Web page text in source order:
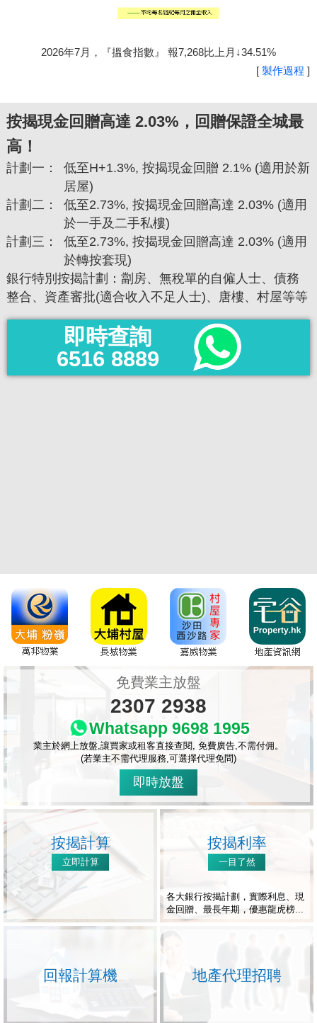
2026年7月，『搵食指數』 報7,268比上月↓34.51%
[ 製作過程 ]
按揭現金回贈高達 2.03%，回贈保證全城最
高！
計劃一：
低至H+1.3%, 按揭現金回贈 2.1% (適用於新
居屋)
計劃二：
低至2.73%, 按揭現金回贈高達 2.03% (適用
於一手及二手私樓)
計劃三：
低至2.73%, 按揭現金回贈高達 2.03% (適用
於轉按套現)
銀行特別按揭計劃：劏房、無稅單的自僱人士、債務
整合、資產審批(適合收入不足人士)、唐樓、村屋等等
即時查詢
6516 8889
免費業主放盤
2307 2938
Whatsapp 9698 1995
業主於網上放盤,讓買家或租客直接查閱, 免費廣告,不需付佣。
(若業主不需代理服務,可選擇代理免問)
即時放盤
按揭計算
立即計算
按揭利率
一目了然
各大銀行按揭計劃，實際利息、現
金回贈、最長年期，優惠龍虎榜...
回報計算機 地產代理招聘